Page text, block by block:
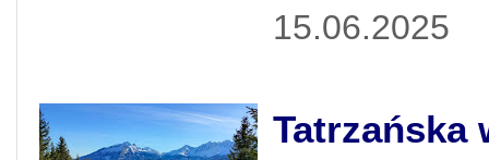
15.06.2025
Tatrzańska